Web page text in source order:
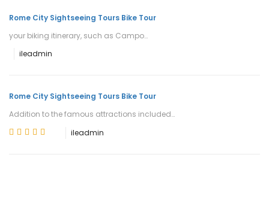
Rome City Sightseeing Tours Bike Tour
your biking itinerary, such as Campo…
ileadmin
Rome City Sightseeing Tours Bike Tour
Addition to the famous attractions included…
ileadmin